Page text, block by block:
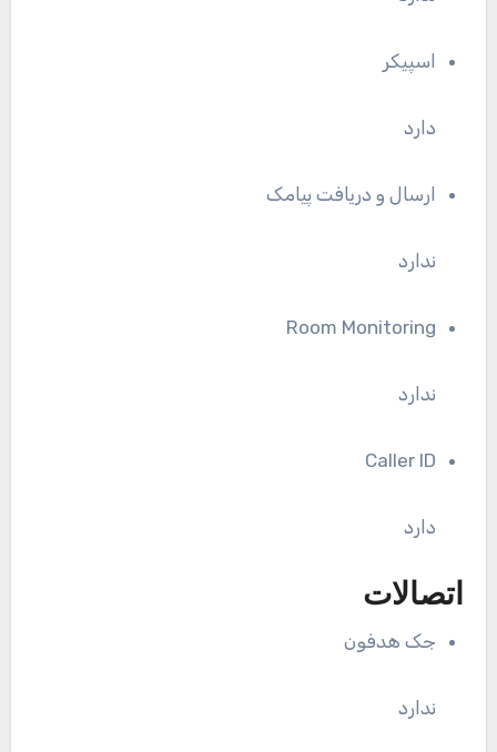
اسپیکر
دارد
ارسال و دریافت پیامک
ندارد
Room Monitoring
ندارد
Caller ID
دارد
اتصالات
جک هدفون
ندارد